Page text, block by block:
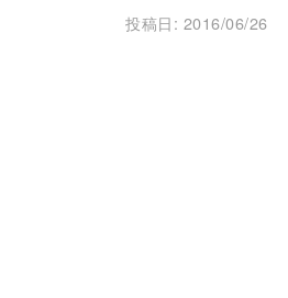
投稿日: 2016/06/26